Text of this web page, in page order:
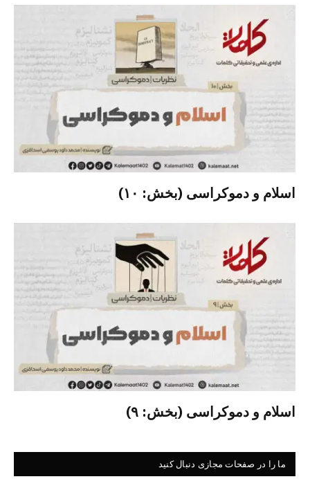
اسلام و دموکراسی (بخش: ۱۰)
اسلام و دموکراسی (بخش: ۹)
ما را در صفحات مجازی دنبال کنید